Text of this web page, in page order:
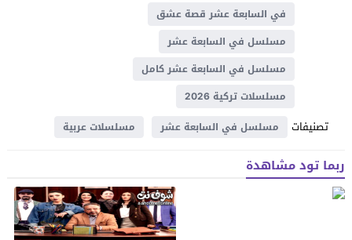
في السابعة عشر قصة عشق
مسلسل في السابعة عشر
مسلسل في السابعة عشر كامل
مسلسلات تركية 2026
تصنيفات مسلسل في السابعة عشر مسلسلات عربية
ربما تود مشاهدة